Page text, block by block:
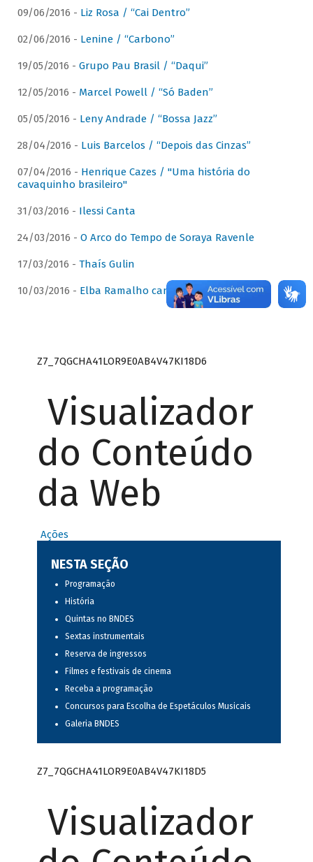
09/06/2016 - Liz Rosa / “Cai Dentro”
02/06/2016 - Lenine / “Carbono”
19/05/2016 - Grupo Pau Brasil / “Daqui”
12/05/2016 - Marcel Powell / “Só Baden”
05/05/2016 - Leny Andrade / “Bossa Jazz”
28/04/2016 - Luis Barcelos / “Depois das Cinzas”
07/04/2016 - Henrique Cazes / "Uma história do
cavaquinho brasileiro"
31/03/2016 - Ilessi Canta
24/03/2016 - O Arco do Tempo de Soraya Ravenle
17/03/2016 - Thaís Gulin
10/03/2016 - Elba Ramalho canta Dominguinhos
Z7_7QGCHA41LOR9E0AB4V47KI18D6
Visualizador
do Conteúdo
da Web
Ações
NESTA SEÇÃO
Programação
História
Quintas no BNDES
Sextas instrumentais
Reserva de ingressos
Filmes e festivais de cinema
Receba a programação
Concursos para Escolha de Espetáculos Musicais
Galeria BNDES
Z7_7QGCHA41LOR9E0AB4V47KI18D5
Visualizador